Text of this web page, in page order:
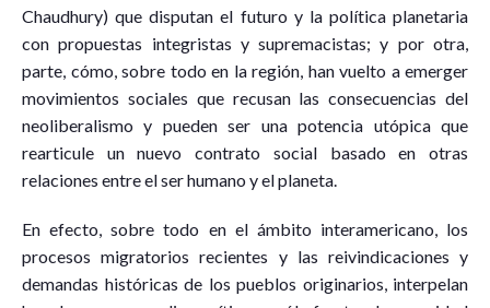
Chaudhury) que disputan el futuro y la política planetaria
con propuestas integristas y supremacistas; y por otra,
parte, cómo, sobre todo en la región, han vuelto a emerger
movimientos sociales que recusan las consecuencias del
neoliberalismo y pueden ser una potencia utópica que
rearticule un nuevo contrato social basado en otras
relaciones entre el ser humano y el planeta.
En efecto, sobre todo en el ámbito interamericano, los
procesos migratorios recientes y las reivindicaciones y
demandas históricas de los pueblos originarios, interpelan